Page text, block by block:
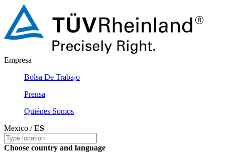
Empresa
Bolsa De Trabajo
Prensa
Quiénes Somos
Mexico /ES
Choose country and language